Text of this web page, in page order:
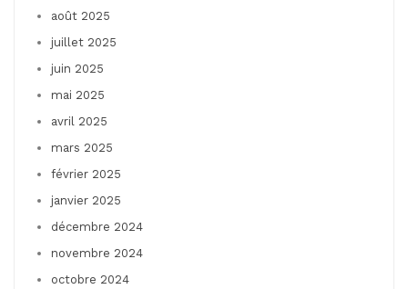
août 2025
juillet 2025
juin 2025
mai 2025
avril 2025
mars 2025
février 2025
janvier 2025
décembre 2024
novembre 2024
octobre 2024